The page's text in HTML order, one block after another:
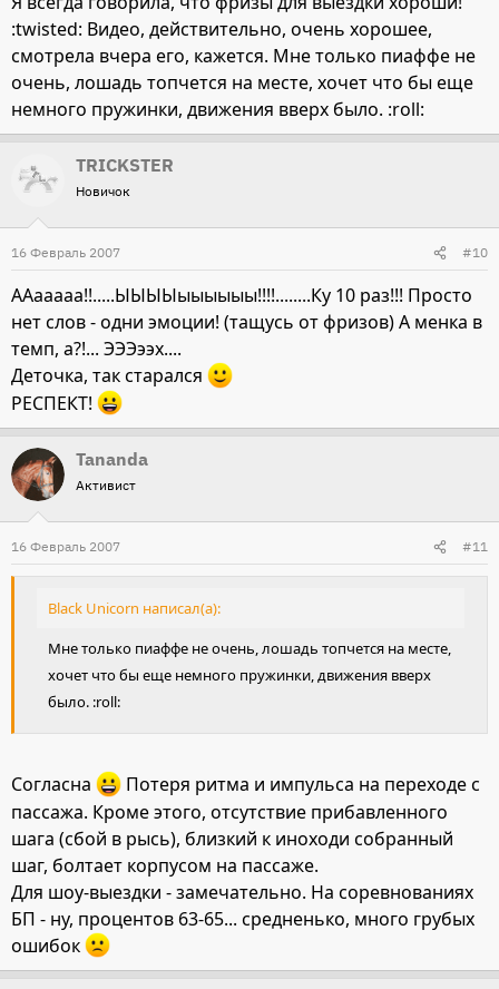
:twisted: Видео, действительно, очень хорошее,
смотрела вчера его, кажется. Мне только пиаффе не
очень, лошадь топчется на месте, хочет что бы еще
немного пружинки, движения вверх было. :roll:
TRICKSTER
Новичок
16 Февраль 2007 #10
ААааааа!!.....ЫЫЫЫыыыыыы!!!!........Ку 10 раз!!! Просто
нет слов - одни эмоции! (тащусь от фризов) А менка в
темп, а?!... ЭЭЭээх....
Деточка, так старался
РЕСПЕКТ!
Tananda
Активист
16 Февраль 2007 #11
Black Unicorn написал(а):
Мне только пиаффе не очень, лошадь топчется на месте,
хочет что бы еще немного пружинки, движения вверх
было. :roll:
Согласна
Потеря ритма и импульса на переходе с
пассажа. Кроме этого, отсутствие прибавленного
шага (сбой в рысь), близкий к иноходи собранный
шаг, болтает корпусом на пассаже.
Для шоу-выездки - замечательно. На соревнованиях
БП - ну, процентов 63-65... средненько, много грубых
ошибок